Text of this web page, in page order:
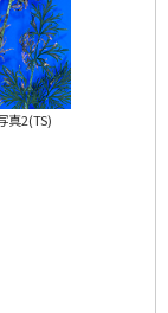
真2(TS)